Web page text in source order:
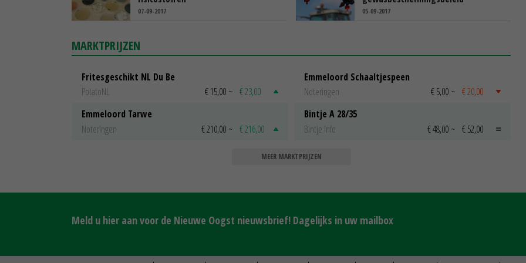
07-09-2017 05-09-2017
MARKTPRIJZEN
Fritesgeschikt NL Du Be
PotatoNL
€ 15,00 ~ € 23,00
Emmeloord Tarwe
Noteringen
€ 210,00 ~ € 216,00
Emmeloord Schaaltjespeen
Noteringen
€ 5,00 ~ € 20,00
Bintje A 28/35
Bintje Info
€ 48,00 ~ € 52,00
MEER MARKTPRIJZEN
Meld u hier aan voor de Nieuwe Oogst nieuwsbrief! Dagelijks in uw mailbox